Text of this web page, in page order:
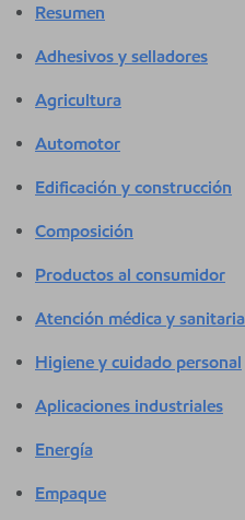
Resumen
Adhesivos y selladores
Agricultura
Automotor
Edificación y construcción
Composición
Productos al consumidor
Atención médica y sanitaria
Higiene y cuidado personal
Aplicaciones industriales
Energía
Empaque